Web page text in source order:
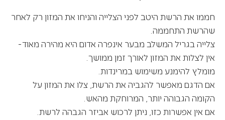
חממו את הרשת היטב לפני הצלייה והניחו את המזון רק לאחר
שהרשת התחממה.
צלייה בגריל המשלב מבער אינפרה אדום היא מהירה מאוד-
אין לצלות את המזון לאורך זמן ממושך.
מומלץ להימנע משימוש במרינדות.
אם הדגם מאפשר להגביה את הרשת, צלו את המזון על
הקומה הגבוהה יותר, המרוחקת מהאש.
אם אין אפשרות כזו, ניתן לרכוש אביזר הגבהה לרשת.